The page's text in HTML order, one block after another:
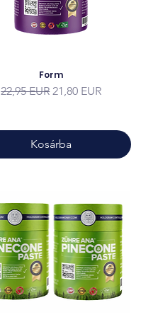
Form
Szokásos ár
22,95 EUR Akciós ár
21,80 EUR
Kosárba